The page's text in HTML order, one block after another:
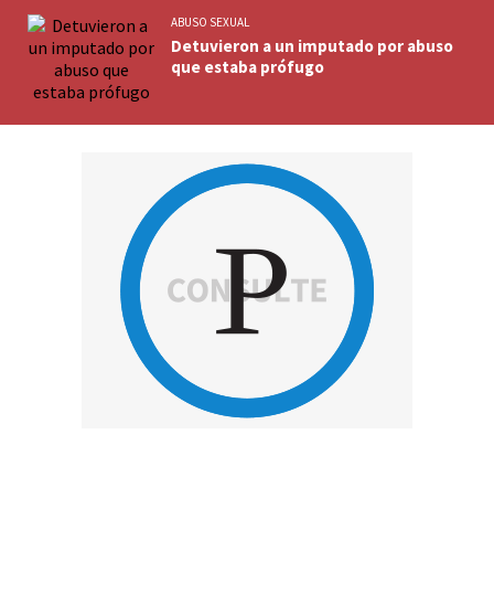
ABUSO SEXUAL
Detuvieron a un imputado por abuso
que estaba prófugo